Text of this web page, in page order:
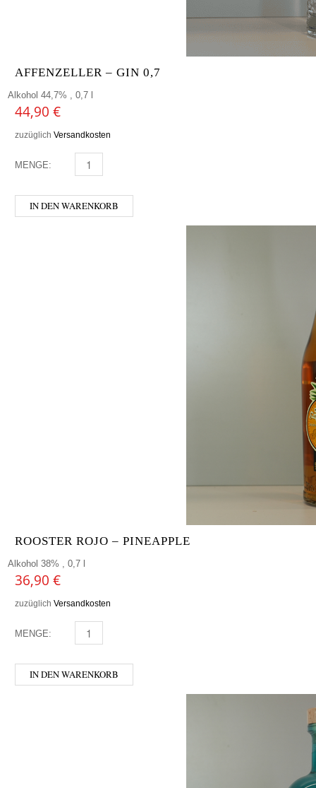
AFFENZELLER – GIN 0,7
Alkohol 44,7% , 0,7 l
44,90 €
zuzüglich Versandkosten
MENGE: AFFENZELLER - GIN 0,7 MENGE
IN DEN WARENKORB
ROOSTER ROJO – PINEAPPLE
Alkohol 38% , 0,7 l
36,90 €
zuzüglich Versandkosten
MENGE: ROOSTER ROJO - PINEAPPLE MENGE
IN DEN WARENKORB